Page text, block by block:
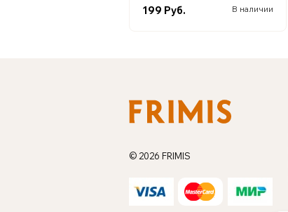
199 Руб. В наличии
© 2026 FRIMIS